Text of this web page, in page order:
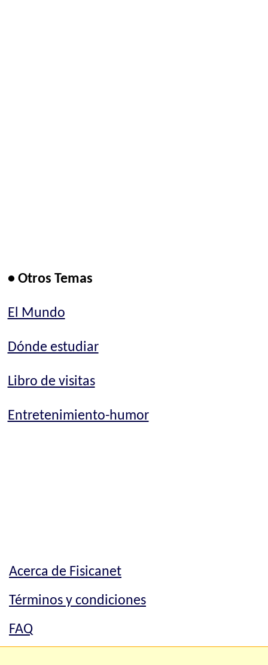
• Otros Temas
El Mundo
Dónde estudiar
Libro de visitas
Entretenimiento-humor
Acerca de Fisicanet
Términos y condiciones
FAQ